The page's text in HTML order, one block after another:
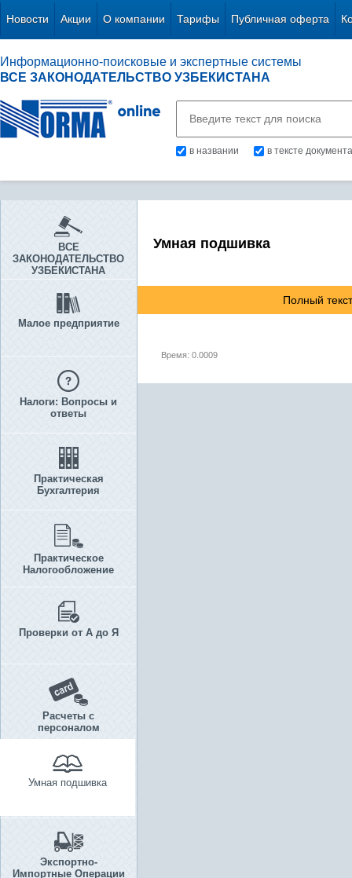
Новости Акции О компании Тарифы Публичная оферта
Информационно-поисковые и экспертные системы
ВСЕ ЗАКОНОДАТЕЛЬСТВО УЗБЕКИСТАНА
в названии в тексте документа
ВСЕ
ЗАКОНОДАТЕЛЬСТВО
УЗБЕКИСТАНА
Малое предприятие
Налоги: Вопросы и
ответы
Практическая
Бухгалтерия
Практическое
Налогообложение
Проверки от А до Я
Расчеты с
персоналом
Умная подшивка
Экспортно-
Импортные Операции
Умная подшивка
Полный
Время: 0.0009